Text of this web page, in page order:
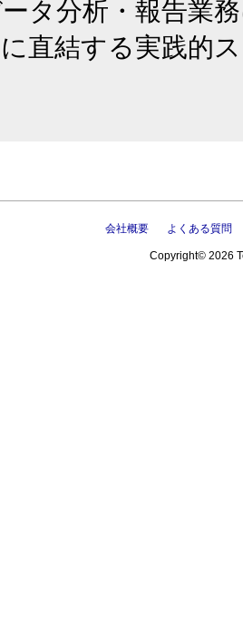
タ分析・報告業
直結する実践的
会社概要 よくある質問
Copyright© 2026